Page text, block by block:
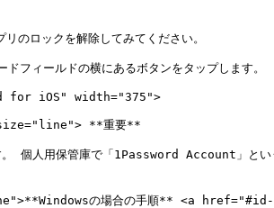
ロックを解除してみてください。
ィールドの横にあるボタンをタップします。
for iOS" width="375">
**重要**
個人用保管庫で「1Password Account」とい
の場合の手順** <a